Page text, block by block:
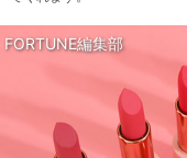
FORTUNE編集部